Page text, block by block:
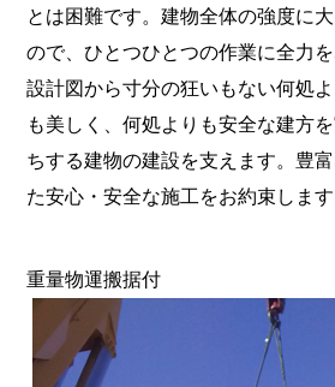
とは困難です。建物全体の強度に
ので、ひとつひとつの作業に全力を
設計図から寸分の狂いもない何処
も美しく、何処よりも安全な建方
ちする建物の建設を支えます。豊
た安心・安全な施工をお約束します
重量物運搬据付